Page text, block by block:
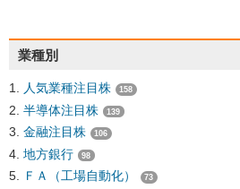
業種別
人気業種注目株 158
半導体注目株 139
金融注目株 106
地方銀行 98
ＦＡ（工場自動化） 73